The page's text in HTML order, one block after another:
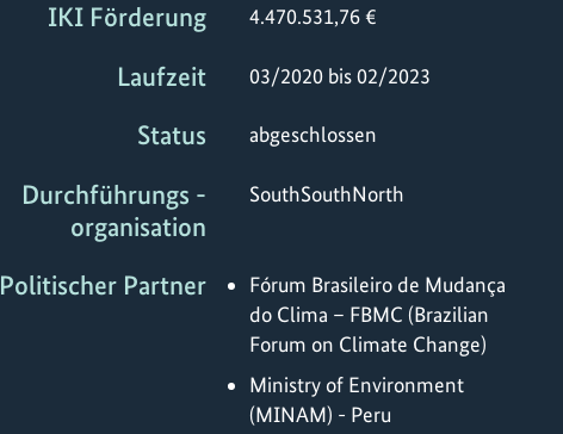
IKI Förderung 4.470.531,76 €
Laufzeit 03/2020 bis 02/2023
Status abgeschlossen
Durchführungs -
organisation
SouthSouthNorth
Politischer Partner
Fórum Brasileiro de Mudança
do Clima – FBMC (Brazilian
Forum on Climate Change)
Ministry of Environment
(MINAM) - Peru